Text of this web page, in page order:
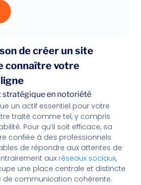
de créer un site
connaître votre
stratégique en notoriété
un actif essentiel pour votre
traité comme tel, y compris
Pour qu’il soit efficace, sa
confiée à des professionnels
de répondre aux attentes de
aux réseaux sociaux,
une place centrale et distincte
de communication cohérente.